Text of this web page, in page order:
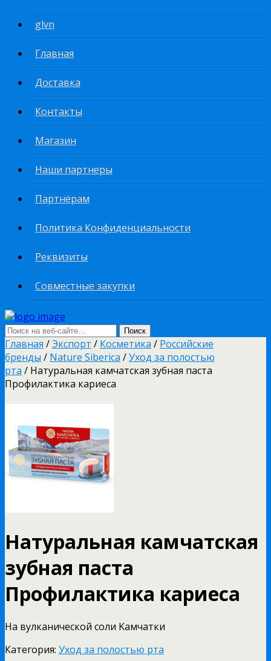
glvn
Главная
Доставка
Контакты
Магазин
Наши партнеры
Партнёрам
Политика Конфиденциальности
Реквизиты
Совместные закупки
Главная /Экспорт / Косметика / Российские
бренды / Nature Siberica /Уход за полостью
рта / Натуральная камчатская зубная паста
Профилактика кариеса
Натуральная камчатская
зубная паста
Профилактика кариеса
На вулканической соли Kамчатки
Категория: Уход за полостью рта